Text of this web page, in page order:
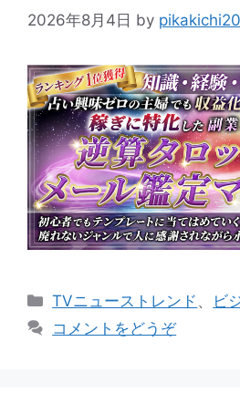
2026年8月4日 by
カ
テ
TVニューストレンド 、
ビ
コメントをどうぞ